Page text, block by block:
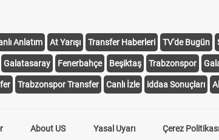
Anlatım At Yarışı Transfer Haberleri TV'de Bugün
Galatasaray Fenerbahçe Beşiktaş Trabzonspor
Trabzonspor Transfer Canlı İzle iddaa Sonuçları
About US Yasal Uyarı Çerez Politikası